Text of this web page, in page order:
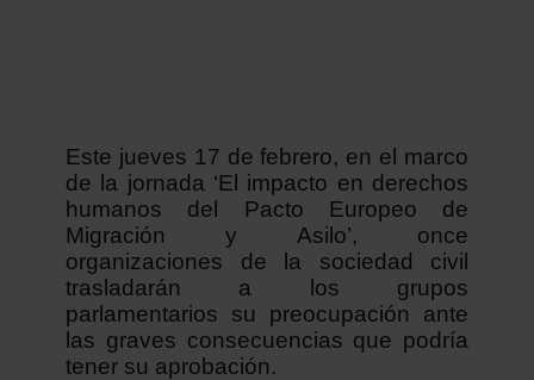
Este jueves 17 de febrero, en el marco
de la jornada ‘El impacto en derechos
humanos del Pacto Europeo de
Migración y Asilo’, once
organizaciones de la sociedad civil
trasladarán a los grupos
parlamentarios su preocupación ante
las graves consecuencias que podría
tener su aprobación.